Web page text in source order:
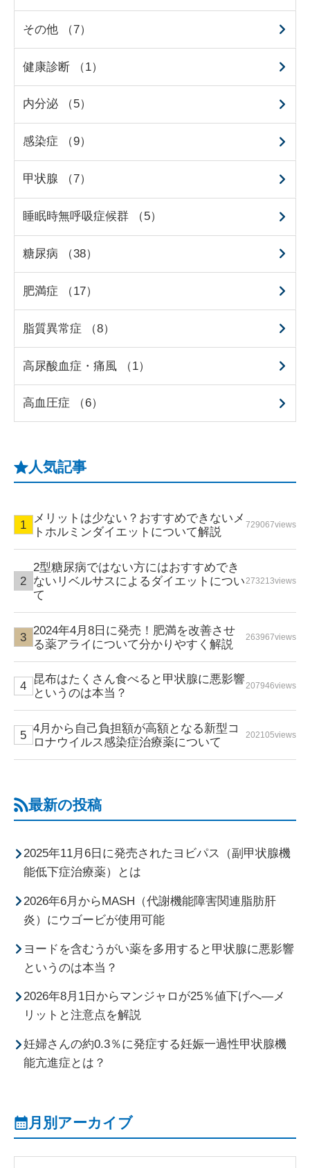
その他 （7）
健康診断 （1）
内分泌 （5）
感染症 （9）
甲状腺 （7）
睡眠時無呼吸症候群 （5）
糖尿病 （38）
肥満症 （17）
脂質異常症 （8）
高尿酸血症・痛風 （1）
高血圧症 （6）
人気記事
メリットは少ない？おすすめできないメ
トホルミンダイエットについて解説
729067views
2型糖尿病ではない方にはおすすめでき
ないリベルサスによるダイエットについ
て
273213views
2024年4月8日に発売！肥満を改善させ
る薬アライについて分かりやすく解説
263967views
昆布はたくさん食べると甲状腺に悪影響
というのは本当？
207946views
4月から自己負担額が高額となる新型コ
ロナウイルス感染症治療薬について
202105views
最新の投稿
2025年11月6日に発売されたヨビパス（副甲状腺機
能低下症治療薬）とは
2026年6月からMASH（代謝機能障害関連脂肪肝
炎）にウゴービが使用可能
ヨードを含むうがい薬を多用すると甲状腺に悪影響
というのは本当？
2026年8月1日からマンジャロが25％値下げへ―メ
リットと注意点を解説
妊婦さんの約0.3％に発症する妊娠一過性甲状腺機
能亢進症とは？
月別アーカイブ